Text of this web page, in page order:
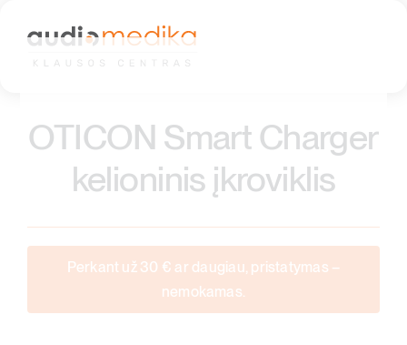
OTICON Smart Charger
kelioninis įkroviklis
Perkant už 30 € ar daugiau, pristatymas –
nemokamas.